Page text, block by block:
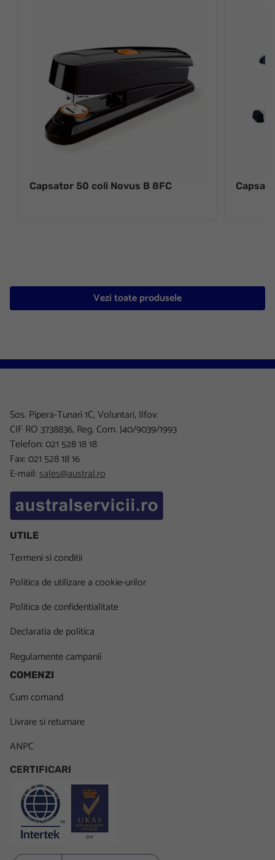
Capsator 50 coli Novus B 8FC
Vezi toate produsele
Sos. Pipera-Tunari 1C, Voluntari, Ilfov.
CIF RO 3738836, Reg. Com. J40/9039/1993
Telefon: 021 528 18 18
Fax: 021 528 18 16
E-mail:sales@austral.ro
UTILE
Termeni si conditii
Politica de utilizare a cookie-urilor
Politica de confidentialitate
Declaratia de politica
Regulamente campanii
COMENZI
Cum comand
Livrare si returnare
ANPC
CERTIFICARI